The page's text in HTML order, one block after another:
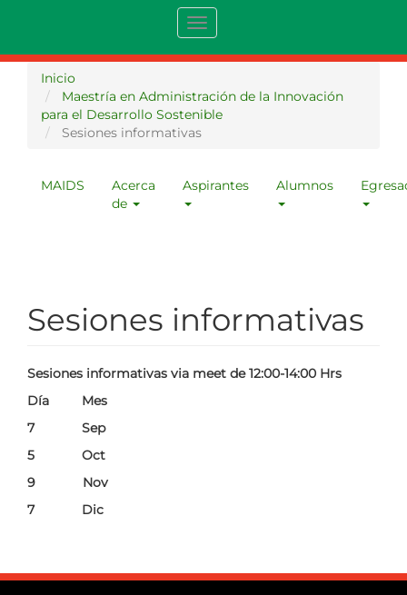
principal
Toggle
navigation
Inicio
Maestría en Administración de la Innovación
para el Desarrollo Sostenible
Sesiones informativas
Menu
MAIDS
Acerca
de
Aspirantes Alumnos
Sesiones informativas
Sesiones informativas via meet de 12:00-14:00 Hrs
Día Mes
7 Sep
5 Oct
9 Nov
7 Dic